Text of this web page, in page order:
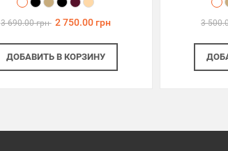
3 690.00 грн 2 750.00 грн
ДОБАВИТЬВ КОРЗИНУ
3